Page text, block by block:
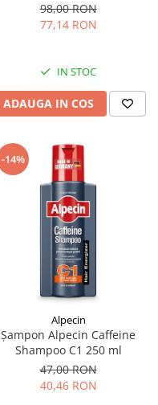
98,00 RON
77,14 RON
IN STOC
ADAUGA IN COS
-14%
Alpecin
Șampon Alpecin Caffeine
Shampoo C1 250 ml
47,00 RON
40,46 RON